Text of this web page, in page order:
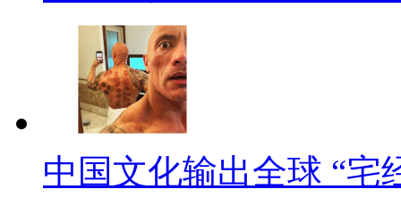
中国文化输出全球 “宅